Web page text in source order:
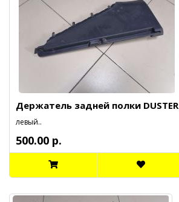
Держатель задней полки DUSTER
левый..
500.00 р.